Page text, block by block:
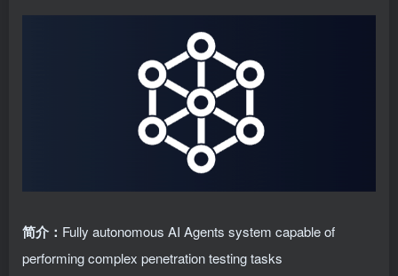
简介： Fully autonomous AI Agents system capable of
performing complex penetration testing tasks